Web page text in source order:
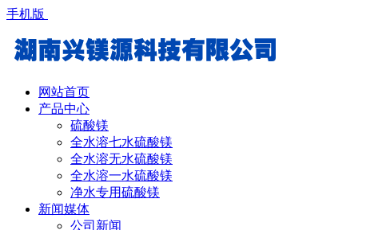
手机版
网站首页
产品中心
硫酸镁
全水溶七水硫酸镁
全水溶无水硫酸镁
全水溶一水硫酸镁
净水专用硫酸镁
新闻媒体
公司新闻